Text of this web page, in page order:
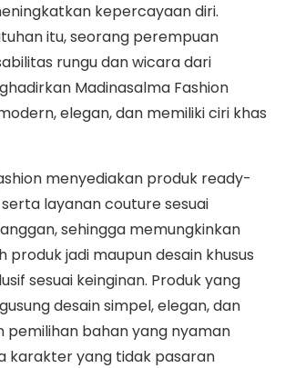
kepercayaan diri.
itu, seorang perempuan
rungu dan wicara dari
Madinasalma Fashion
elegan, dan memiliki ciri khas
menyediakan produk ready-
layanan couture sesuai
sehingga memungkinkan
produk jadi maupun desain khusus
sesuai keinginan. Produk yang
desain simpel, elegan, dan
pemilihan bahan yang nyaman
karakter yang tidak pasaran